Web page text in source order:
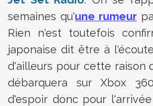
semaines qu'une rumeur
Rien n'est toutefois
japonaise dit être à
d'ailleurs pour cette raison
débarquera sur Xbox
d'espoir donc pour